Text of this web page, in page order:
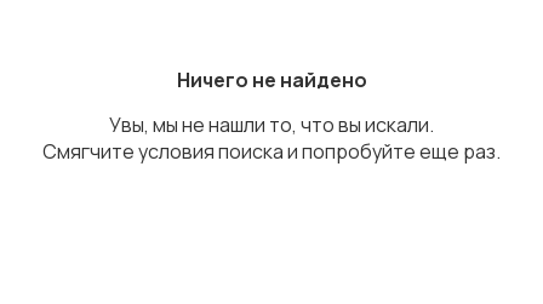
Компьютерные услуги
Ничего не найдено
Увы, мы не нашли то, что вы искали.
Смягчите условия поиска и попробуйте еще раз.